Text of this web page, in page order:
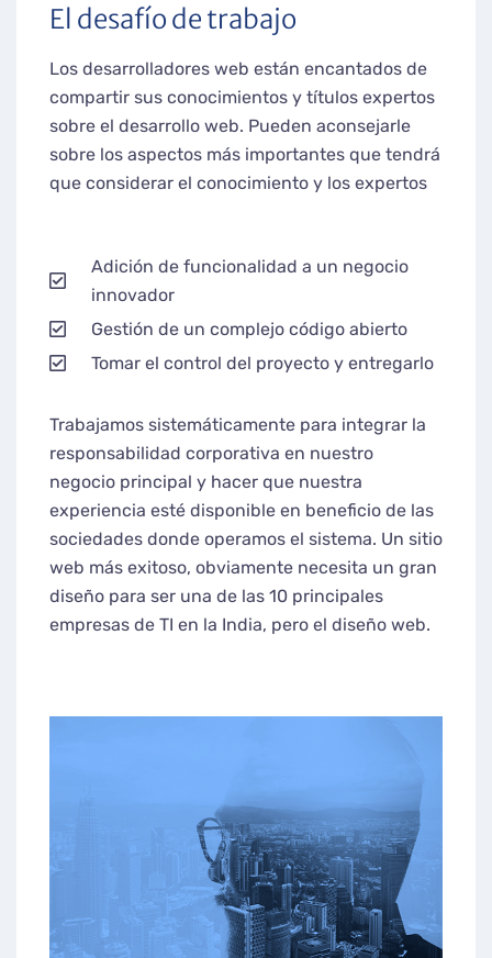
El desafío de trabajo
Los desarrolladores web están encantados de
compartir sus conocimientos y títulos expertos
sobre el desarrollo web. Pueden aconsejarle
sobre los aspectos más importantes que tendrá
que considerar el conocimiento y los expertos
Adición de funcionalidad a un negocio
innovador
Gestión de un complejo código abierto
Tomar el control del proyecto y entregarlo
Trabajamos sistemáticamente para integrar la
responsabilidad corporativa en nuestro
negocio principal y hacer que nuestra
experiencia esté disponible en beneficio de las
sociedades donde operamos el sistema. Un sitio
web más exitoso, obviamente necesita un gran
diseño para ser una de las 10 principales
empresas de TI en la India, pero el diseño web.